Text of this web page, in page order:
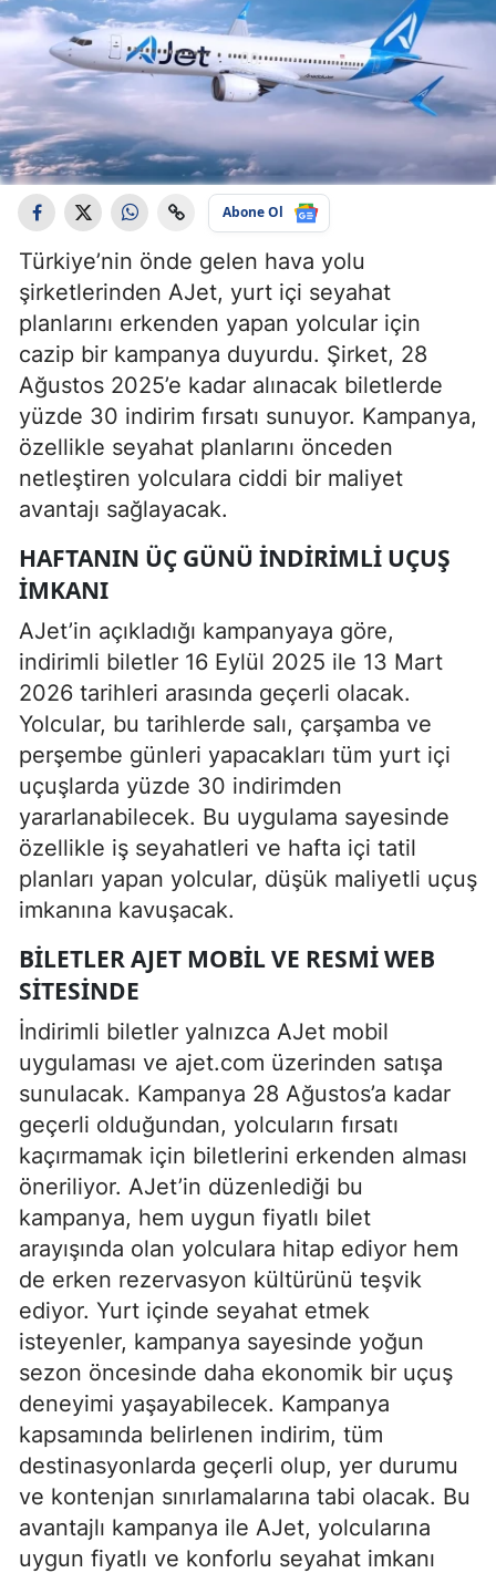
Abone Ol
Türkiye’nin önde gelen hava yolu
şirketlerinden AJet, yurt içi seyahat
planlarını erkenden yapan yolcular için
cazip bir kampanya duyurdu. Şirket, 28
Ağustos 2025’e kadar alınacak biletlerde
yüzde 30 indirim fırsatı sunuyor. Kampanya,
özellikle seyahat planlarını önceden
netleştiren yolculara ciddi bir maliyet
avantajı sağlayacak.
HAFTANIN ÜÇ GÜNÜ İNDIRIMLI UÇUŞ
İMKANI
AJet’in açıkladığı kampanyaya göre,
indirimli biletler 16 Eylül 2025 ile 13 Mart
2026 tarihleri arasında geçerli olacak.
Yolcular, bu tarihlerde salı, çarşamba ve
perşembe günleri yapacakları tüm yurt içi
uçuşlarda yüzde 30 indirimden
yararlanabilecek. Bu uygulama sayesinde
özellikle iş seyahatleri ve hafta içi tatil
planları yapan yolcular, düşük maliyetli uçuş
imkanına kavuşacak.
BILETLER AJET MOBIL VE RESMI WEB
SITESINDE
İndirimli biletler yalnızca AJet mobil
uygulaması ve ajet.com üzerinden satışa
sunulacak. Kampanya 28 Ağustos’a kadar
geçerli olduğundan, yolcuların fırsatı
kaçırmamak için biletlerini erkenden alması
öneriliyor. AJet’in düzenlediği bu
kampanya, hem uygun fiyatlı bilet
arayışında olan yolculara hitap ediyor hem
de erken rezervasyon kültürünü teşvik
ediyor. Yurt içinde seyahat etmek
isteyenler, kampanya sayesinde yoğun
sezon öncesinde daha ekonomik bir uçuş
deneyimi yaşayabilecek. Kampanya
kapsamında belirlenen indirim, tüm
destinasyonlarda geçerli olup, yer durumu
ve kontenjan sınırlamalarına tabi olacak. Bu
avantajlı kampanya ile AJet, yolcularına
uygun fiyatlı ve konforlu seyahat imkanı